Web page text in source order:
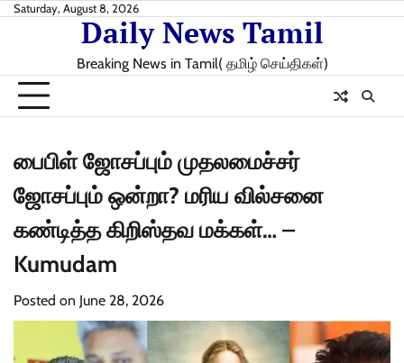
SkipSaturday, August 8, 2026
Daily News Tamil
Breaking News in Tamil( தமிழ் செய்திகள்)
பைபிள் ஜோசப்பும் முதலமைச்சர்
ஜோசப்பும் ஒன்றா? மரிய வில்சனை
கண்டித்த கிறிஸ்தவ மக்கள்… –
Kumudam
Posted on June 28, 2026